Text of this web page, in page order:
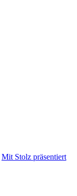
Mit Stolz präsentiert